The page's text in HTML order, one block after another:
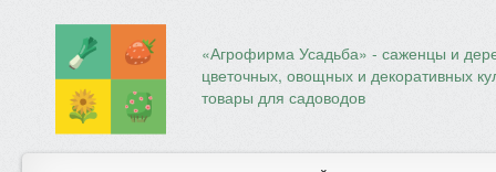
«Агрофирма Усадьба» - саженцы и
цветочных, овощных и декоративных
товары для садоводов